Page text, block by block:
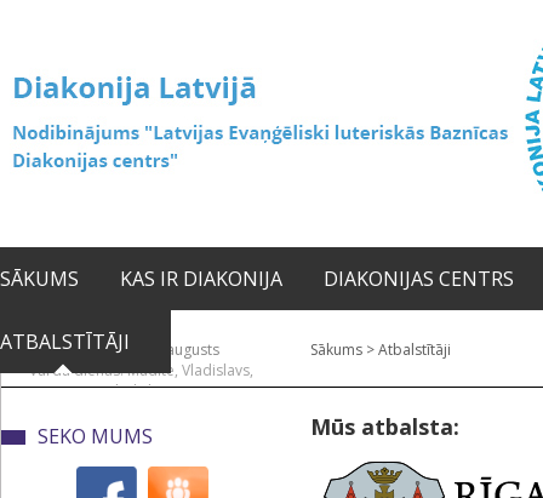
SĀKUMS KAS IR DIAKONIJA DIAKONIJAS CENTRS
ATBALSTĪTĀJI2026. gada 08. augusts
Vārda dienas: Mudīte, Vladislavs,
Vladislava
Sākums >Atbalstītāji
SEKO MUMS Mūs atbalsta: